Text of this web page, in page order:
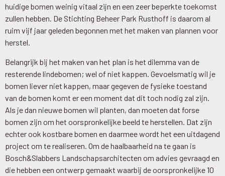
huidige bomen weinig vitaal zijn en een zeer beperkte toekomst
zullen hebben. De Stichting Beheer Park Rusthoff is daarom al
ruim vijf jaar geleden begonnen met het maken van plannen voor
herstel.
Belangrijk bij het maken van het plan is het dilemma van de
resterende lindebomen; wel of niet kappen. Gevoelsmatig wil je
bomen liever niet kappen, maar gegeven de fysieke toestand
van de bomen komt er een moment dat dit toch nodig zal zijn.
Als je dan nieuwe bomen wil planten, dan moeten dat forse
bomen zijn om het oorspronkelijke beeld te herstellen. Dat zijn
echter ook kostbare bomen en daarmee wordt het een uitdagend
project om te realiseren. Om de haalbaarheid na te gaan is
Bosch&Slabbers Landschapsarchitecten om advies gevraagd en
die hebben een ontwerp gemaakt waarbij de oorspronkelijke 10